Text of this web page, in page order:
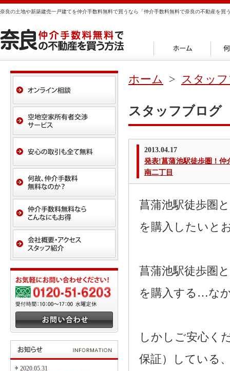
奈良の土地や新築建売一戸建てを仲介手数料無料で買うなら「仲介手数料無料で奈良の不動産を買
2020.05.31
ホーム > スタッ
スタッフブログ
2013.04.17
発表!菖蒲池駅徒歩圏！仲
南二丁目
菖蒲池駅徒歩圏
を購入したいと
菖蒲池駅徒歩圏
を購入する…な
しかしご安心く
保証）している